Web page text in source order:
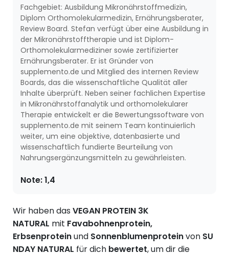
Fachgebiet: Ausbildung Mikronährstoffmedizin,
Diplom Orthomolekularmedizin, Ernährungsberater,
Review Board. Stefan verfügt über eine Ausbildung in
der Mikronährstofftherapie und ist Diplom-
Orthomolekularmediziner sowie zertifizierter
Ernährungsberater. Er ist Gründer von
supplemento.de und Mitglied des internen Review
Boards, das die wissenschaftliche Qualität aller
Inhalte überprüft. Neben seiner fachlichen Expertise
in Mikronährstoffanalytik und orthomolekularer
Therapie entwickelt er die Bewertungssoftware von
supplemento.de mit seinem Team kontinuierlich
weiter, um eine objektive, datenbasierte und
wissenschaftlich fundierte Beurteilung von
Nahrungsergänzungsmitteln zu gewährleisten.
Note:1,4
Wir haben das VEGAN PROTEIN 3K
NATURAL mit Favabohnenprotein,
Erbsenproteinund Sonnenblumenproteinvon SU
NDAY NATURAL für dich bewertet, um dir die